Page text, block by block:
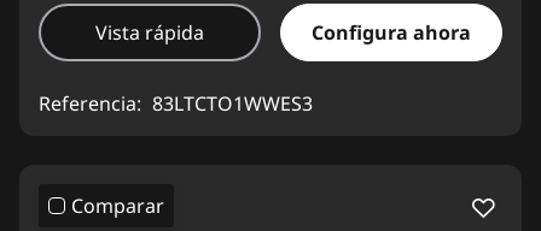
Vista rápida Configura ahora
Referencia: 83LTCTO1WWES3
Comparar